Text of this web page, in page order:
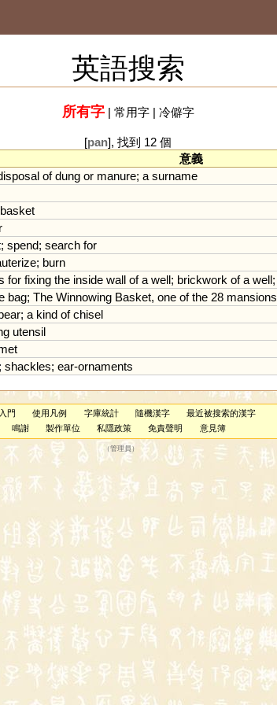
英語搜索
所有字| 常用字| 冷僻字
[pan], 找到 12 個
意義
of dung or manure; a surname
basket
; spend; search for
; burn
for fixing the inside wall of a well; brickwork of a well;
bag; The Winnowing Basket, one of the 28 mansions
; a kind of chisel
utensil
; shackles; ear-ornaments
門 使用凡例 字庫統計 隨機漢字
最近被搜索的漢字
鳴謝
製作單位 私隱政策 免責聲明 意見簿
（管理員）